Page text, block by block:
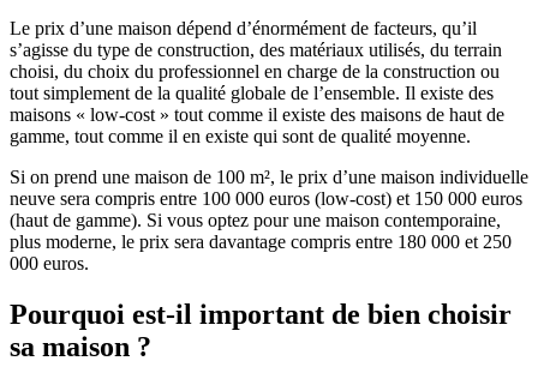
Le prix d’une maison dépend d’énormément de facteurs, qu’il
s’agisse du type de construction, des matériaux utilisés, du terrain
choisi, du choix du professionnel en charge de la construction ou
tout simplement de la qualité globale de l’ensemble. Il existe des
maisons « low-cost » tout comme il existe des maisons de haut de
gamme, tout comme il en existe qui sont de qualité moyenne.
Si on prend une maison de 100 m², le prix d’une maison individuelle
neuve sera compris entre 100 000 euros (low-cost) et 150 000 euros
(haut de gamme). Si vous optez pour une maison contemporaine,
plus moderne, le prix sera davantage compris entre 180 000 et 250
000 euros.
Pourquoi est-il important de bien choisir
sa maison ?